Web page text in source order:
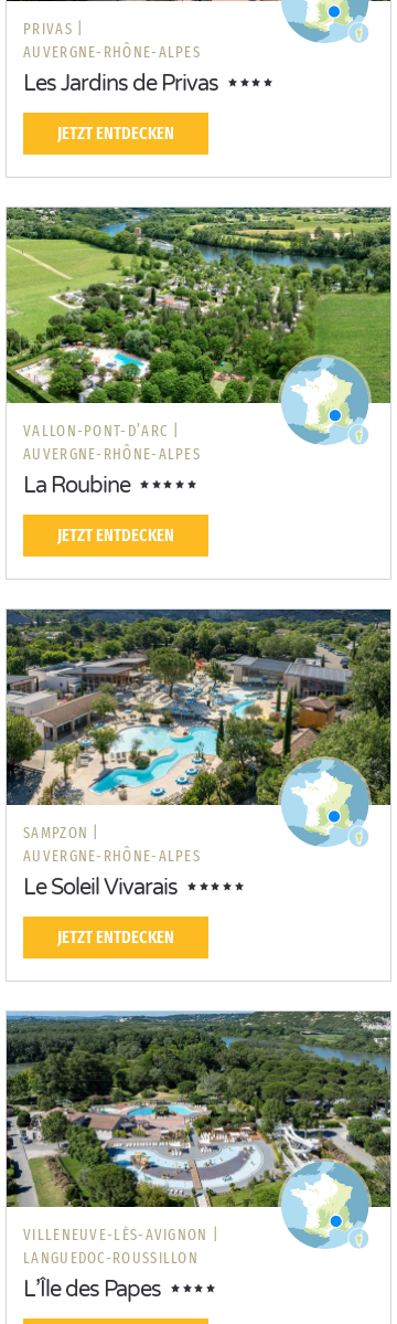
PRIVAS |
AUVERGNE-RHÔNE-ALPES
Les Jardins de Privas
JETZT ENTDECKEN
VALLON-PONT-D’ARC |
AUVERGNE-RHÔNE-ALPES
La Roubine
JETZT ENTDECKEN
SAMPZON |
AUVERGNE-RHÔNE-ALPES
Le Soleil Vivarais
JETZT ENTDECKEN
VILLENEUVE-LÈS-AVIGNON |
LANGUEDOC-ROUSSILLON
L’Île des Papes